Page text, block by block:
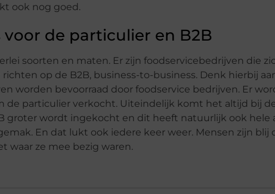
ook nog goed.
voor de particulier en B2B
soorten en maten. Er zijn foodservicebedrijven die
op de B2B, business-to-business. Denk hierbij
worden bevoorraad door foodservice bedrijven. Er
de particulier verkocht. Uiteindelijk komt het altijd bij
groter wordt ingekocht en dit heeft natuurlijk ook hele
En dat lukt ook iedere keer weer. Mensen zijn
waar ze mee bezig waren.